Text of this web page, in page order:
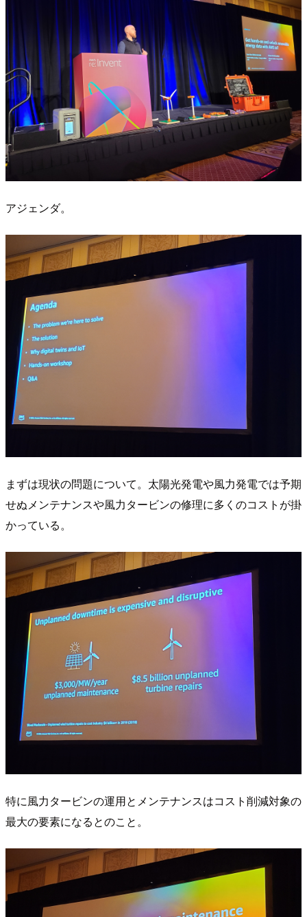
アジェンダ。
まずは現状の問題について。太陽光発電や風力発電では予期
せぬメンテナンスや風力タービンの修理に多くのコストが掛
かっている。
特に風力タービンの運用とメンテナンスはコスト削減対象の
最大の要素になるとのこと。